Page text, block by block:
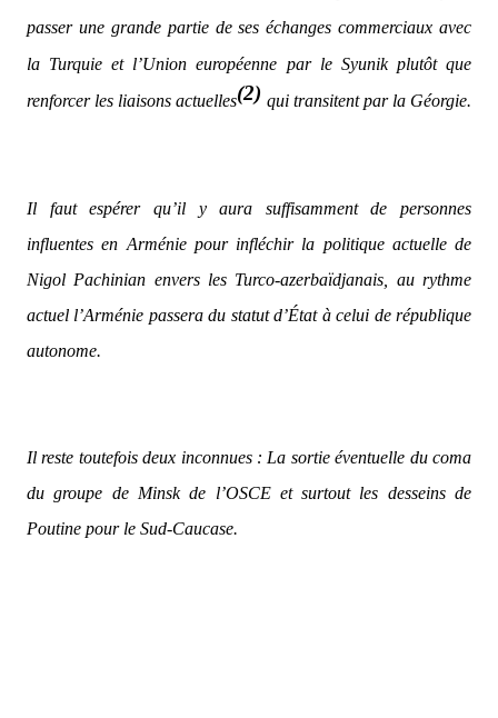
passer une grande partie de ses échanges commerciaux avec
la Turquie et l’Union européenne par le Syunik plutôt que
renforcer les liaisons actuelles(2) qui transitent par la Géorgie.
Il faut espérer qu’il y aura suffisamment de personnes
influentes en Arménie pour infléchir la politique actuelle de
Nigol Pachinian envers les Turco-azerbaïdjanais, au rythme
actuel l’Arménie passera du statut d’État à celui de république
autonome.
Il reste toutefois deux inconnues : La sortie éventuelle du coma
du groupe de Minsk de l’OSCE et surtout les desseins de
Poutine pour le Sud-Caucase.